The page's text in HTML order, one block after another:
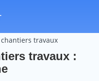
travaux
travaux :